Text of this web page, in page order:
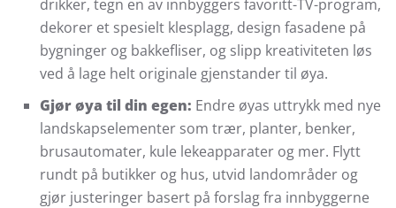
drikker, tegn en av innbyggers favoritt-TV-program,
dekorer et spesielt klesplagg, design fasadene på
bygninger og bakkefliser, og slipp kreativiteten løs
ved å lage helt originale gjenstander til øya.
Gjør øya til din egen: Endre øyas uttrykk med nye
landskapselementer som trær, planter, benker,
brusautomater, kule lekeapparater og mer. Flytt
rundt på butikker og hus, utvid landområder og
gjør justeringer basert på forslag fra innbyggerne